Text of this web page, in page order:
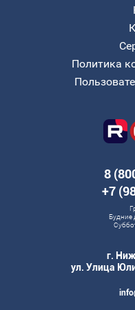
Политика
8
+7
Будние
г.
ул. Улица